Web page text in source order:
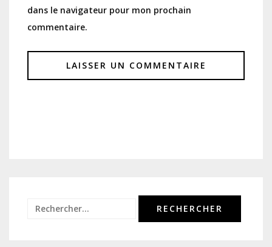
dans le navigateur pour mon prochain
commentaire.
Rechercher :